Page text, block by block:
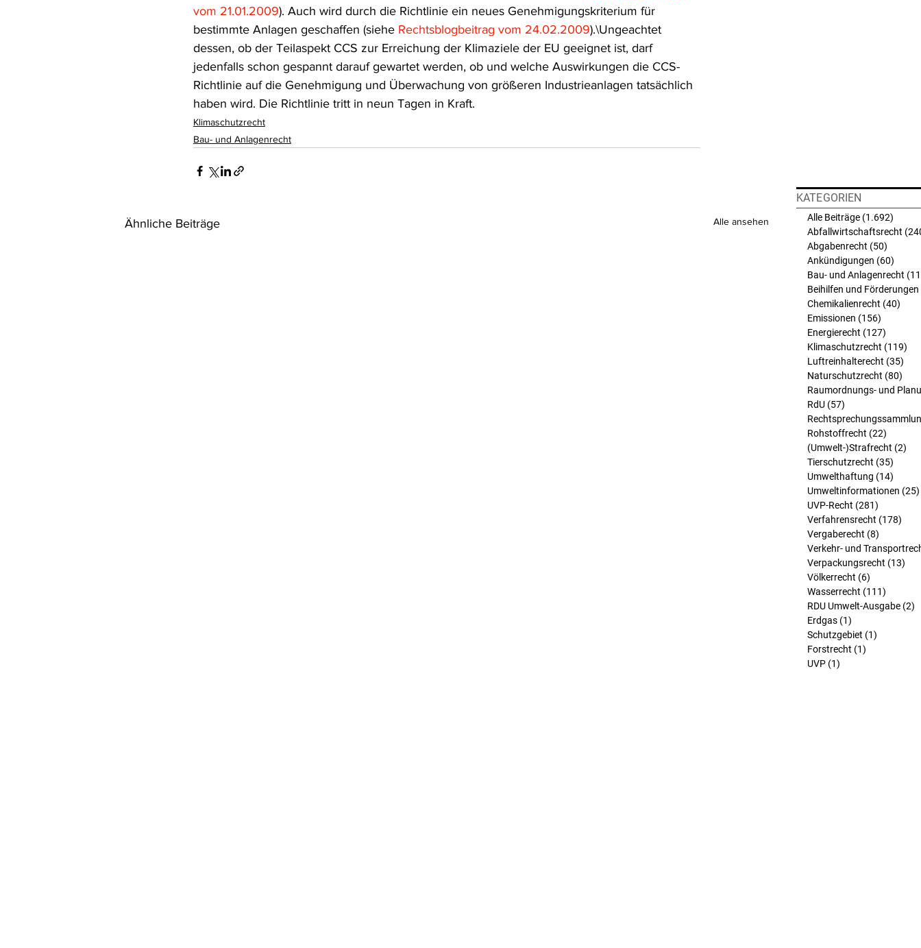
vom 21.01.2009). Auch wird durch die Richtlinie ein neues Genehmigungskriterium für
bestimmte Anlagen geschaffen (siehe Rechtsblogbeitrag vom 24.02.2009).\Ungeachtet
dessen, ob der Teilaspekt CCS zur Erreichung der Klimaziele der EU geeignet ist, darf
jedenfalls schon gespannt darauf gewartet werden, ob und welche Auswirkungen die CCS-
Richtlinie auf die Genehmigung und Überwachung von größeren Industrieanlagen tatsächlich
haben wird. Die Richtlinie tritt in neun Tagen in Kraft.
Klimaschutzrecht
Bau- und Anlagenrecht
Ähnliche Beiträge Alle ansehen Alle Beiträge (1.692)
Abfallwirtschaftsrecht
Abgabenrecht (50)
Ankündigungen (60)
Bau- und Anlagenrecht
Beihilfen und Förderungen
Chemikalienrecht (40)
Emissionen (156)
Energierecht (127)
Klimaschutzrecht (119)
Luftreinhalterecht (35)
Naturschutzrecht (80)
Raumordnungs- und
RdU (57)
Rohstoffrecht (22)
(Umwelt-)Strafrecht (2)
Tierschutzrecht (35)
Umwelthaftung (14)
Umweltinformationen (25)
UVP-Recht (281)
Verfahrensrecht (178)
Vergaberecht (8)
Verkehr- und
Verpackungsrecht (13)
Völkerrecht (6)
Wasserrecht (111)
RDU Umwelt-Ausgabe (2)
Erdgas (1)
Schutzgebiet (1)
Forstrecht (1)
UVP (1)
KATEGORIEN